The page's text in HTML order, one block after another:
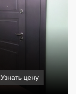
Узнать цену